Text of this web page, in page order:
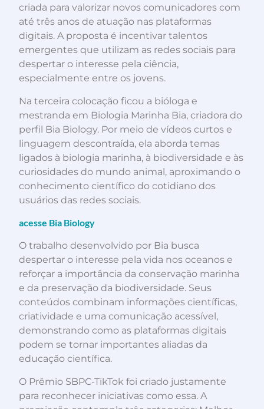
criada para valorizar novos comunicadores com
até três anos de atuação nas plataformas
digitais. A proposta é incentivar talentos
emergentes que utilizam as redes sociais para
despertar o interesse pela ciência,
especialmente entre os jovens.
Na terceira colocação ficou a bióloga e
mestranda em Biologia Marinha Bia, criadora do
perfil Bia Biology. Por meio de vídeos curtos e
linguagem descontraída, ela aborda temas
ligados à biologia marinha, à biodiversidade e às
curiosidades do mundo animal, aproximando o
conhecimento científico do cotidiano dos
usuários das redes sociais.
acesse Bia Biology
O trabalho desenvolvido por Bia busca
despertar o interesse pela vida nos oceanos e
reforçar a importância da conservação marinha
e da preservação da biodiversidade. Seus
conteúdos combinam informações científicas,
criatividade e uma comunicação acessível,
demonstrando como as plataformas digitais
podem se tornar importantes aliadas da
educação científica.
O Prêmio SBPC-TikTok foi criado justamente
para reconhecer iniciativas como essa. A